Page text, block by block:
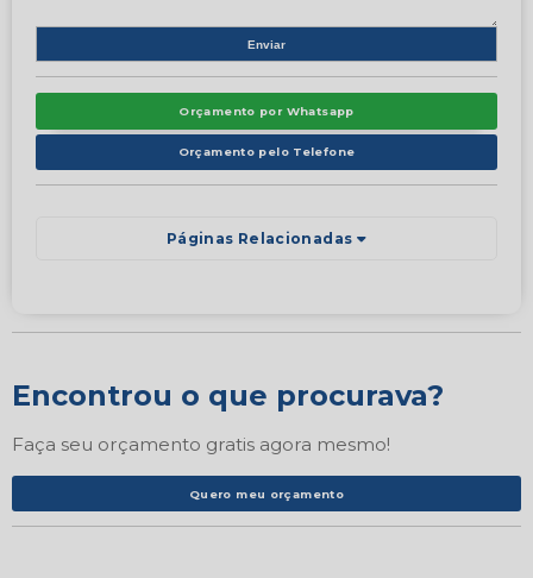
Orçamento por Whatsapp
Orçamento pelo Telefone
Páginas Relacionadas
Encontrou o que procurava?
Faça seu orçamento gratis agora mesmo!
Quero meu orçamento